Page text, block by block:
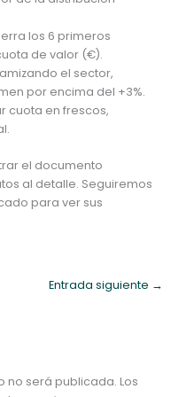
los 6 primeros
de valor (€).
el sector,
por encima del +3%.
cuota en frescos,
el documento
al detalle. Seguiremos
para ver sus
Entrada siguiente →
no será publicada. Los